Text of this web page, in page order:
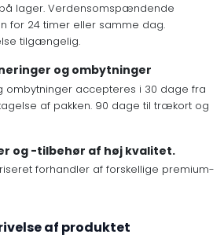
lager. Verdensomspændende
for 24 timer eller samme dag.
tilgængelig.
og ombytninger
ombytninger accepteres i 30 dage fra
af pakken. 90 dage til trækort og
og -tilbehør af høj kvalitet.
forhandler af forskellige premium-
af produktet